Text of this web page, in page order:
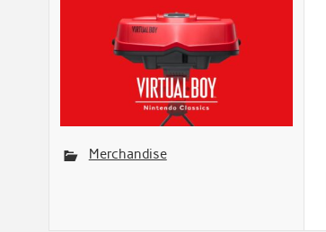
Merchandise